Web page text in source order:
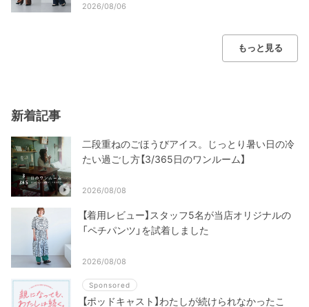
2026/08/06
もっと見る
新着記事
二段重ねのごほうびアイス。じっとり暑い日の冷
たい過ごし方【3/365日のワンルーム】
2026/08/08
【着用レビュー】スタッフ5名が当店オリジナルの
「ペチパンツ」を試着しました
2026/08/08
Sponsored
【ポッドキャスト】わたしが続けられなかったこ